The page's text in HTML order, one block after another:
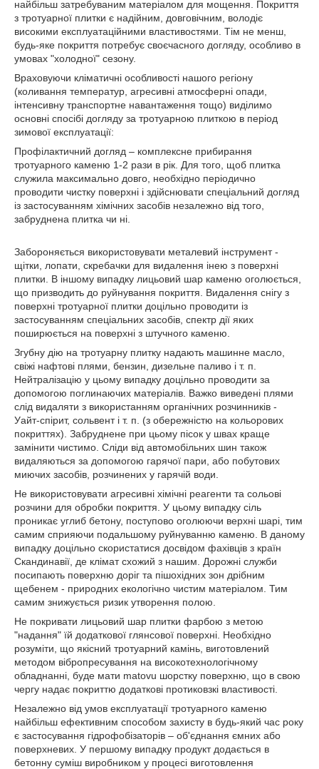
найбільш затребуваним матеріалом для мощення. Покриття
з тротуарної плитки є надійним, довговічним, володіє
високими експлуатаційними властивостями. Тім не менш,
будь-яке покриття потребує своєчасного догляду, особливо в
умовах "холодної" сезону.
Враховуючи кліматичні особливості нашого регіону
(коливання температур, агресивні атмосферні опади,
інтенсивну транспортне навантаження тощо) виділимо
основні спосібі догляду за тротуарною плиткою в період
зимової експлуатації:
Профілактичний догляд – комплексне прибирання
тротуарного каменю 1-2 рази в рік. Для того, щоб плитка
служила максимально довго, необхідно періодично
проводити чистку поверхні і здійснювати спеціальний догляд
із застосуванням хімічних засобів незалежно від того,
забруднена плитка чи ні.
Забороняється використовувати металевий інструмент -
щітки, лопати, скребачки для видалення інею з поверхні
плитки. В іншому випадку лицьовий шар каменю оголюється,
що призводить до руйнування покриття. Видалення снігу з
поверхні тротуарної плитки доцільно проводити із
застосуванням спеціальних засобів, спектр дії яких
поширюється на поверхні з штучного каменю.
Згубну дію на тротуарну плитку надають машинне масло,
свіжі нафтові плями, бензин, дизельне паливо і т. п.
Нейтралізацію у цьому випадку доцільно проводити за
допомогою поглинаючих матеріалів. Важко виведені плями
слід видаляти з використанням органічних розчинників -
Уайт-спірит, сольвент і т. п. (з обережністю на кольорових
покриттях). Забруднене при цьому пісок у швах краще
замінити чистимо. Сліди від автомобільних шин також
видаляються за допомогою гарячої пари, або побутових
миючих засобів, розчинених у гарячій води.
Не використовувати агресивні хімічні реагенти та сольові
розчини для обробки покриття. У цьому випадку сіль
проникає углиб бетону, поступово оголюючи верхні шарі, тим
самим сприяючи подальшому руйнуванню каменю. В даному
випадку доцільно скористатися досвідом фахівців з країн
Скандинавії, де клімат схожий з нашим. Дорожні служби
посипають поверхню доріг та пішохідних зон дрібним
щебенем - природних екологічно чистим матеріалом. Тим
самим знижується ризик утворення полою.
Не покривати лицьовий шар плитки фарбою з метою
"надання" їй додаткової глянсової поверхні. Необхідно
розуміти, що якісний тротуарний камінь, виготовлений
методом вібропресування на високотехнологічному
обладнанні, буде мати matovu шорстку поверхню, що в свою
чергу надає покриттю додаткові протиковзкі властивості.
Незалежно від умов експлуатації тротуарного каменю
найбільш ефективним способом захисту в будь-який час року
є застосування гідрофобізаторів – об'єднання ємних або
поверхневих. У першому випадку продукт додається в
бетонну суміш виробником у процесі виготовлення